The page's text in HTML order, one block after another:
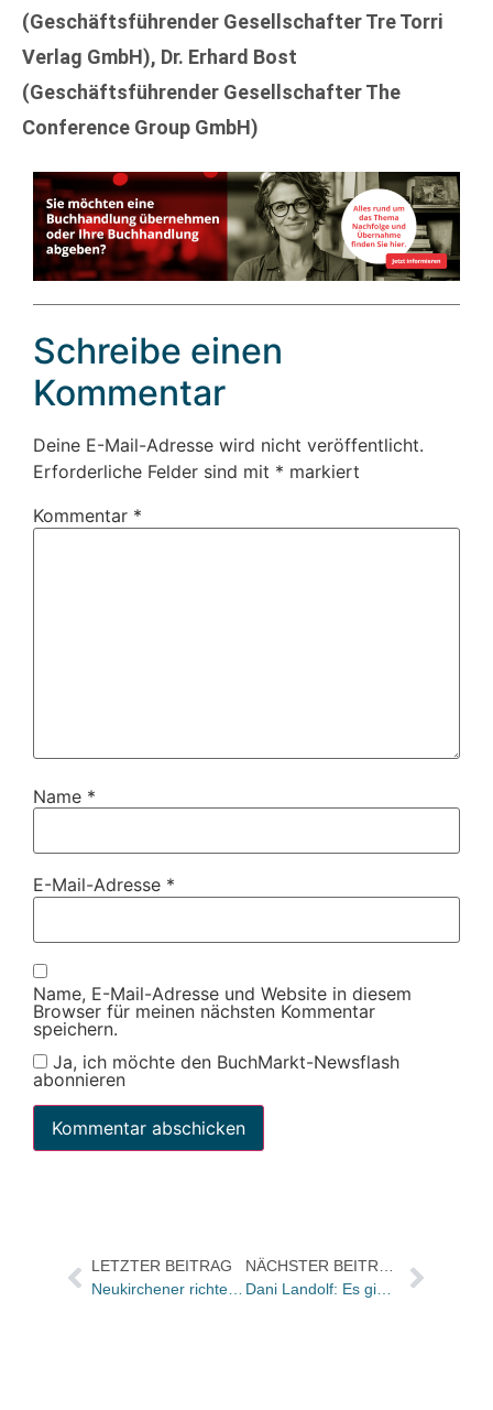
(Geschäftsführender Gesellschafter Tre Torri
Verlag GmbH), Dr. Erhard Bost
(Geschäftsführender Gesellschafter The
Conference Group GmbH)
Schreibe einen
Kommentar
Deine E-Mail-Adresse wird nicht veröffentlicht.
Erforderliche Felder sind mit * markiert
Kommentar *
Name *
E-Mail-Adresse *
Name, E-Mail-Adresse und Website in diesem
Browser für meinen nächsten Kommentar
speichern.
Ja, ich möchte den BuchMarkt-Newsflash
abonnieren
LETZTER BEITRAG
Neukirchener richtet sich strategisch neu aus